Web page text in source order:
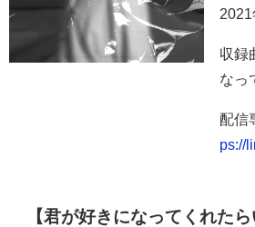
2021
収
なっ
配
ps://
【君が好きになってくれた